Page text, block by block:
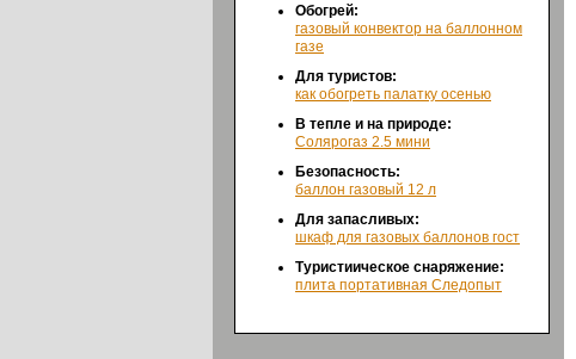
Обогрей:
газовый конвектор на баллонном
газе
Для туристов:
как обогреть палатку осенью
В тепле и на природе:
Солярогаз 2.5 мини
Безопасность:
баллон газовый 12 л
Для запасливых:
шкаф для газовых баллонов гост
Туристиическое снаряжение:
плита портативная Следопыт